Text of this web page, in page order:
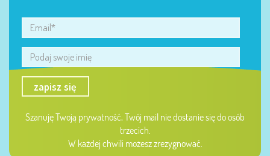
zapisz się
Szanuję Twoją prywatność, Twój mail nie dostanie się do osób
trzecich.
W każdej chwili możesz zrezygnować.